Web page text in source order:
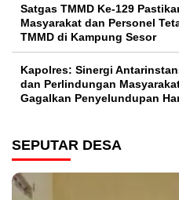
Satgas TMMD Ke-129
Masyarakat dan Personel
TMMD di Kampung Sesor
Kapolres: Sinergi
dan Perlindungan
Gagalkan Penyelundupan
SEPUTAR DESA